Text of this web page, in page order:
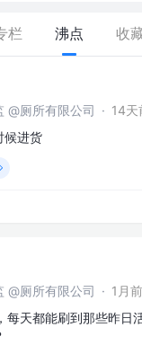
栏 沸点 收
@厕所有限公司 · 14天
候进货
@厕所有限公司 · 1月前
每天都能刷到那些昨日